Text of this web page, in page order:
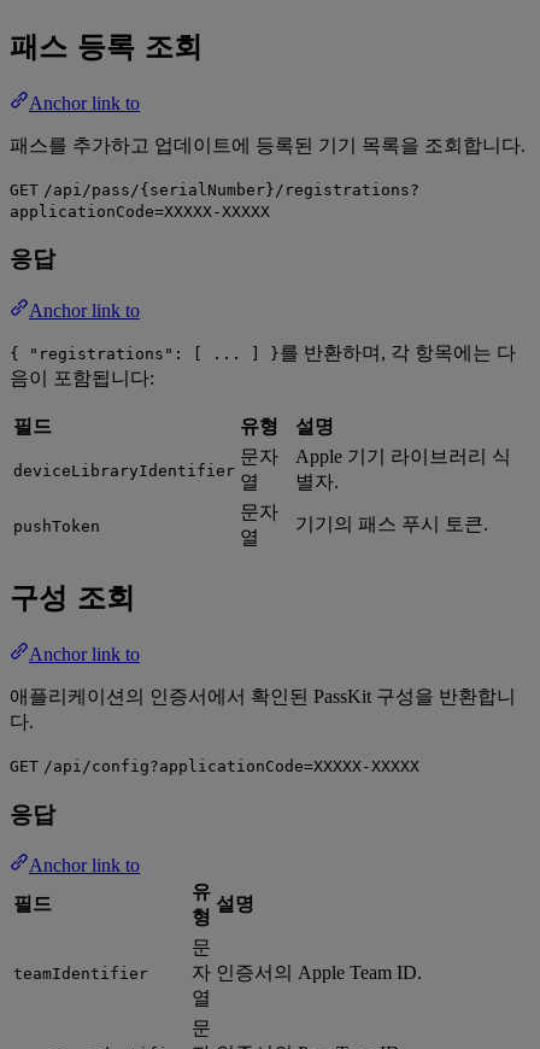
패스 등록 조회
Anchor link to
패스를 추가하고 업데이트에 등록된 기기 목록을 조회합니다.
GET /api/pass/{serialNumber}/registrations?
applicationCode=XXXXX-XXXXX
응답
Anchor link to
{ "registrations": [ ... ] }를 반환하며, 각 항목에는 다
음이 포함됩니다:
필드 유형 설명
deviceLibraryIdentifier
문자
열
Apple 기기 라이브러리 식
별자.
pushToken
문자
열
기기의 패스 푸시 토큰.
구성 조회
Anchor link to
애플리케이션의 인증서에서 확인된 PassKit 구성을 반환합니
다.
GET /api/config?applicationCode=XXXXX-XXXXX
응답
Anchor link to
필드
유
형
설명
teamIdentifier
문
자
열
인증서의 Apple Team ID.
문